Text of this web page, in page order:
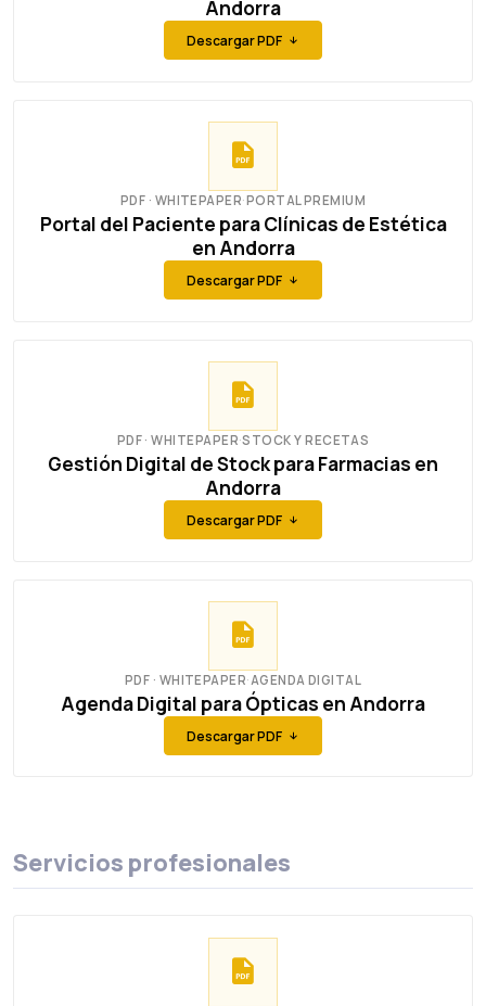
Andorra
Descargar PDF
PDF · WHITEPAPER·PORTAL PREMIUM
Portal del Paciente para Clínicas de Estética
en Andorra
Descargar PDF
PDF · WHITEPAPER·STOCK Y RECETAS
Gestión Digital de Stock para Farmacias en
Andorra
Descargar PDF
PDF · WHITEPAPER· AGENDA DIGITAL
Agenda Digital para Ópticas en Andorra
Descargar PDF
Servicios profesionales